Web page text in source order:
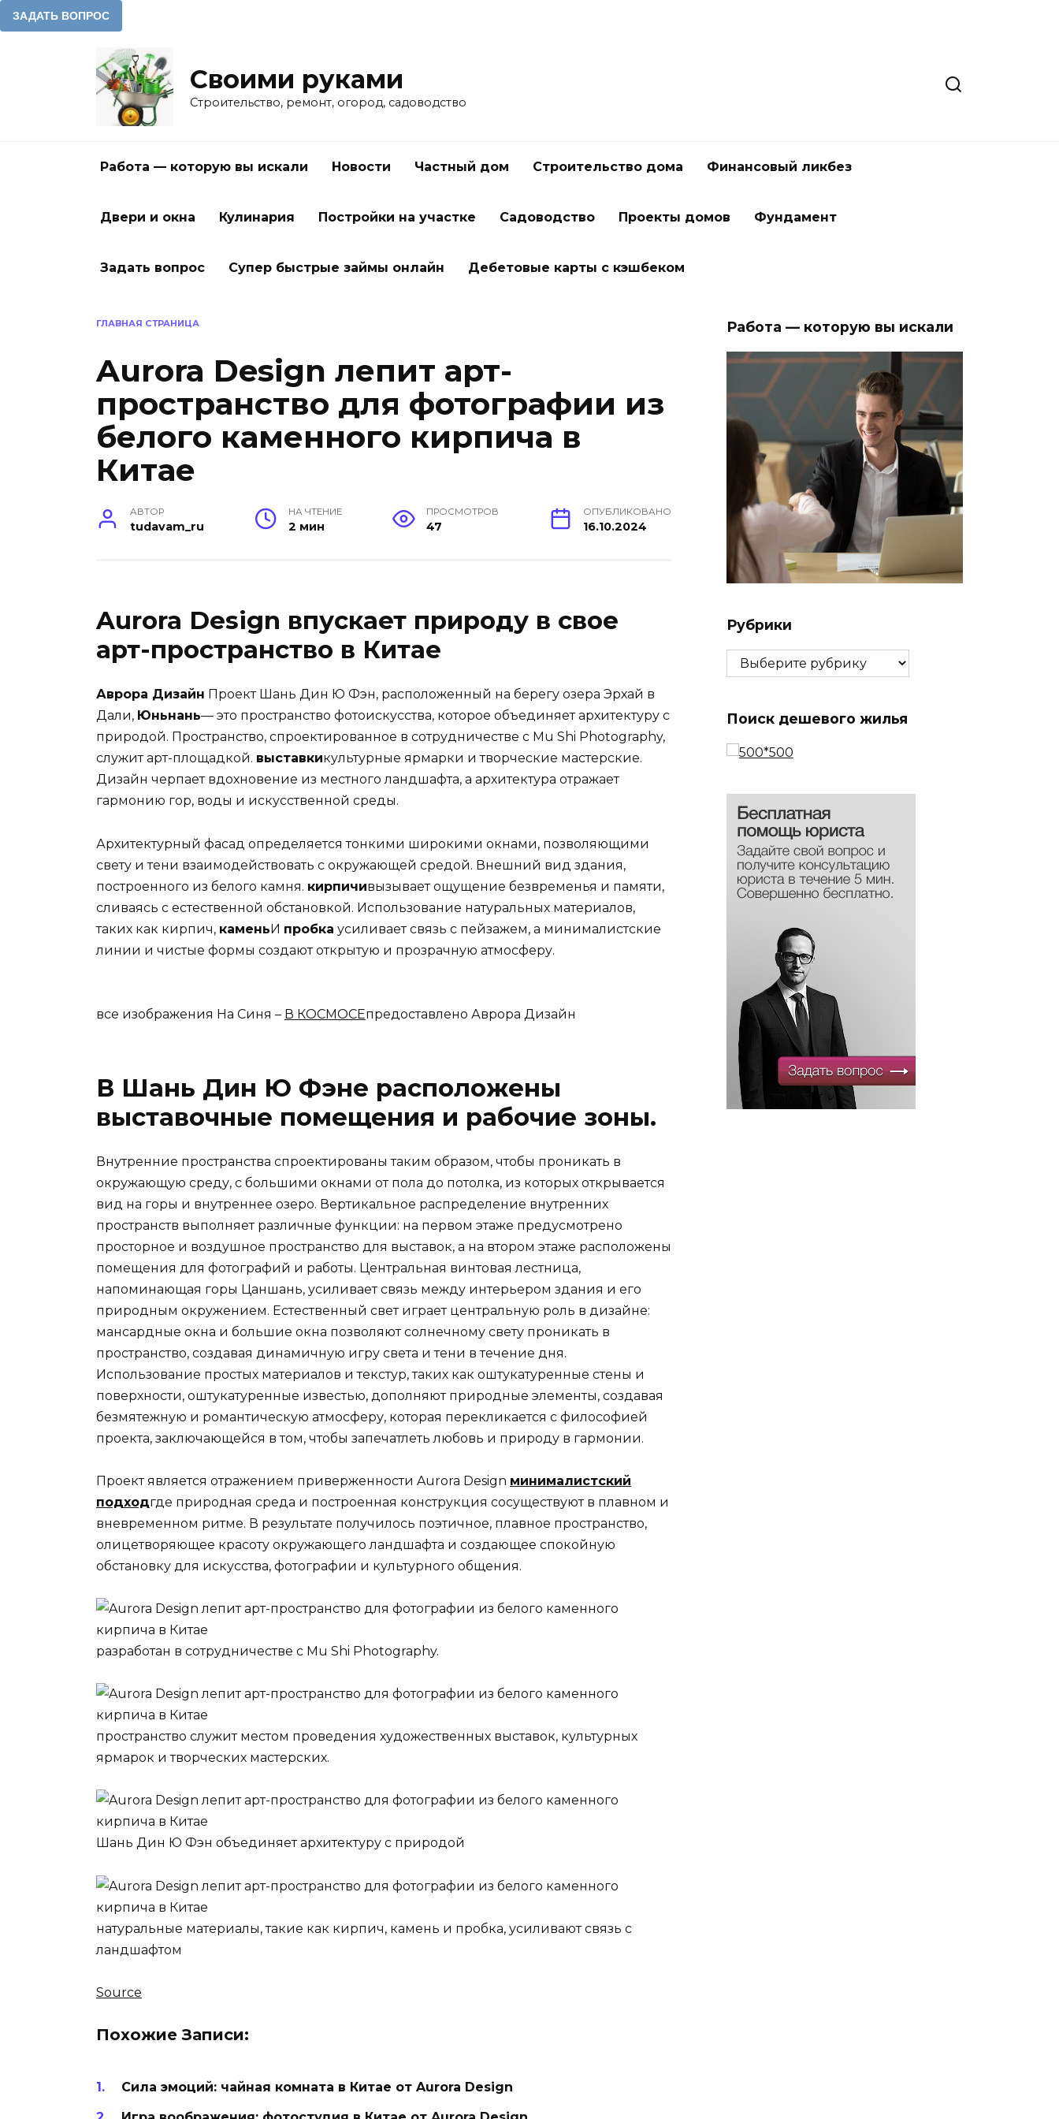
Своими руками
Строительство, ремонт, огород, садоводство
Работа — которую вы искали Новости Частный дом Строительство дома Финансовый ликбез
Двери и окна Кулинария Постройки на участке Садоводство Проекты домов Фундамент
Задать вопрос Супер быстрые займы онлайн Дебетовые карты с кэшбеком
ГЛАВНАЯ СТРАНИЦА
Aurora Design лепит арт-
пространство для фотографии из
белого каменного кирпича в
Китае
АВТОР
tudavam_ru
НА ЧТЕНИЕ
2 мин
ПРОСМОТРОВ
47
ОПУБЛИКОВАНО
16.10.2024
Aurora Design впускает природу в свое
арт-пространство в Китае
Аврора Дизайн Проект Шань Дин Ю Фэн, расположенный на берегу озера Эрхай в
Дали, Юньнань— это пространство фотоискусства, которое объединяет архитектуру с
природой. Пространство, спроектированное в сотрудничестве с Mu Shi Photography,
служит арт-площадкой. выставкикультурные ярмарки и творческие мастерские.
Дизайн черпает вдохновение из местного ландшафта, а архитектура отражает
гармонию гор, воды и искусственной среды.
Архитектурный фасад определяется тонкими широкими окнами, позволяющими
свету и тени взаимодействовать с окружающей средой. Внешний вид здания,
построенного из белого камня. кирпичивызывает ощущение безвременья и памяти,
сливаясь с естественной обстановкой. Использование натуральных материалов,
таких как кирпич, каменьИ пробка усиливает связь с пейзажем, а минималистские
линии и чистые формы создают открытую и прозрачную атмосферу.
все изображения На Синя – В КОСМОСЕпредоставлено Аврора Дизайн
В Шань Дин Ю Фэне расположены
выставочные помещения и рабочие зоны.
Внутренние пространства спроектированы таким образом, чтобы проникать в
окружающую среду, с большими окнами от пола до потолка, из которых открывается
вид на горы и внутреннее озеро. Вертикальное распределение внутренних
пространств выполняет различные функции: на первом этаже предусмотрено
просторное и воздушное пространство для выставок, а на втором этаже расположены
помещения для фотографий и работы. Центральная винтовая лестница,
напоминающая горы Цаншань, усиливает связь между интерьером здания и его
природным окружением. Естественный свет играет центральную роль в дизайне:
мансардные окна и большие окна позволяют солнечному свету проникать в
пространство, создавая динамичную игру света и тени в течение дня.
Использование простых материалов и текстур, таких как оштукатуренные стены и
поверхности, оштукатуренные известью, дополняют природные элементы, создавая
безмятежную и романтическую атмосферу, которая перекликается с философией
проекта, заключающейся в том, чтобы запечатлеть любовь и природу в гармонии.
Проект является отражением приверженности Aurora Design минималистский
подходгде природная среда и построенная конструкция сосуществуют в плавном и
вневременном ритме. В результате получилось поэтичное, плавное пространство,
олицетворяющее красоту окружающего ландшафта и создающее спокойную
обстановку для искусства, фотографии и культурного общения.
разработан в сотрудничестве с Mu Shi Photography.
пространство служит местом проведения художественных выставок, культурных
ярмарок и творческих мастерских.
Шань Дин Ю Фэн объединяет архитектуру с природой
натуральные материалы, такие как кирпич, камень и пробка, усиливают связь с
ландшафтом
Source
Похожие Записи:
Сила эмоций: чайная комната в Китае от Aurora Design
Работа — которую вы искали
Рубрики
Рубрики
Поиск дешевого жилья